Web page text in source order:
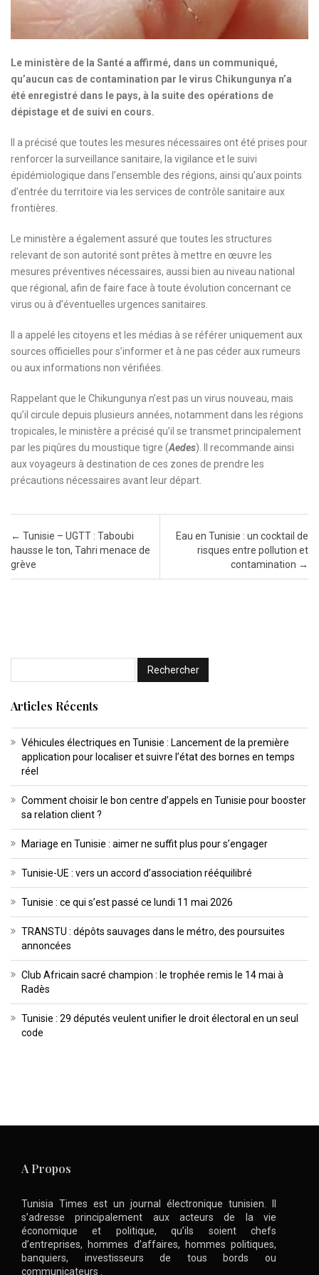
Le ministère de la Santé a affirmé, dans un communiqué,
qu’aucun cas de contamination par le virus Chikungunya n’a
été enregistré dans le pays, à la suite des opérations de
dépistage et de suivi en cours.
Il a précisé que toutes les mesures nécessaires ont été prises pour
renforcer la surveillance sanitaire, la vigilance et le suivi
épidémiologique dans l’ensemble des régions, ainsi qu’aux points
d’entrée du territoire via les services de contrôle sanitaire aux
frontières.
Le ministère a également assuré que toutes les structures
relevant de son autorité sont prêtes à mettre en œuvre les
mesures préventives nécessaires, aussi bien au niveau national
que régional, afin de faire face à toute évolution concernant ce
virus ou à d’éventuelles urgences sanitaires.
Il a appelé les citoyens et les médias à se référer uniquement aux
sources officielles pour s’informer et à ne pas céder aux rumeurs
ou aux informations non vérifiées.
Rappelant que le Chikungunya n’est pas un virus nouveau, mais
qu’il circule depuis plusieurs années, notamment dans les régions
tropicales, le ministère a précisé qu’il se transmet principalement
par les piqûres du moustique tigre (Aedes). Il recommande ainsi
aux voyageurs à destination de ces zones de prendre les
précautions nécessaires avant leur départ.
Post navigation
← Tunisie – UGTT : Taboubi
hausse le ton, Tahri menace de
grève
Eau en Tunisie : un cocktail de
risques entre pollution et
contamination →
Articles Récents
Véhicules électriques en Tunisie : Lancement de la première
application pour localiser et suivre l’état des bornes en temps
réel
Comment choisir le bon centre d’appels en Tunisie pour booster
sa relation client ?
Mariage en Tunisie : aimer ne suffit plus pour s’engager
Tunisie-UE : vers un accord d’association rééquilibré
Tunisie : ce qui s’est passé ce lundi 11 mai 2026
TRANSTU : dépôts sauvages dans le métro, des poursuites
annoncées
Club Africain sacré champion : le trophée remis le 14 mai à
Radès
Tunisie : 29 députés veulent unifier le droit électoral en un seul
code
A Propos
Tunisia Times est un journal électronique tunisien. Il
s’adresse principalement aux acteurs de la vie
économique et politique, qu’ils soient chefs
d’entreprises, hommes d’affaires, hommes politiques,
banquiers, investisseurs de tous bords ou
communicateurs .